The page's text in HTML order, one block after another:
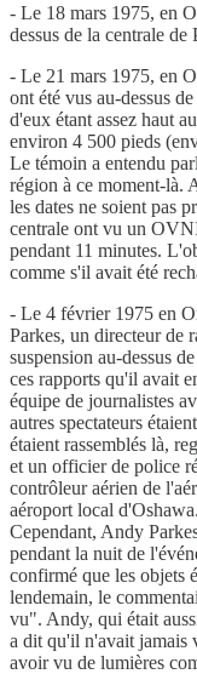
- Le 18 mars 1975, en
dessus de la centrale de
- Le 21 mars 1975, en
ont été vus au-dessus
d'eux étant assez haut
environ 4 500 pieds
Le témoin a entendu
région à ce moment-là.
les dates ne soient pas
centrale ont vu un
pendant 11 minutes.
comme s'il avait été
- Le 4 février 1975 en
Parkes, un directeur de
suspension au-dessus
ces rapports qu'il avait
équipe de journalistes
autres spectateurs
étaient rassemblés là,
et un officier de police
contrôleur aérien de
aéroport local
Cependant, Andy
pendant la nuit de
confirmé que les objets
lendemain, le
vu". Andy, qui était
a dit qu'il n'avait jamais
avoir vu de lumières